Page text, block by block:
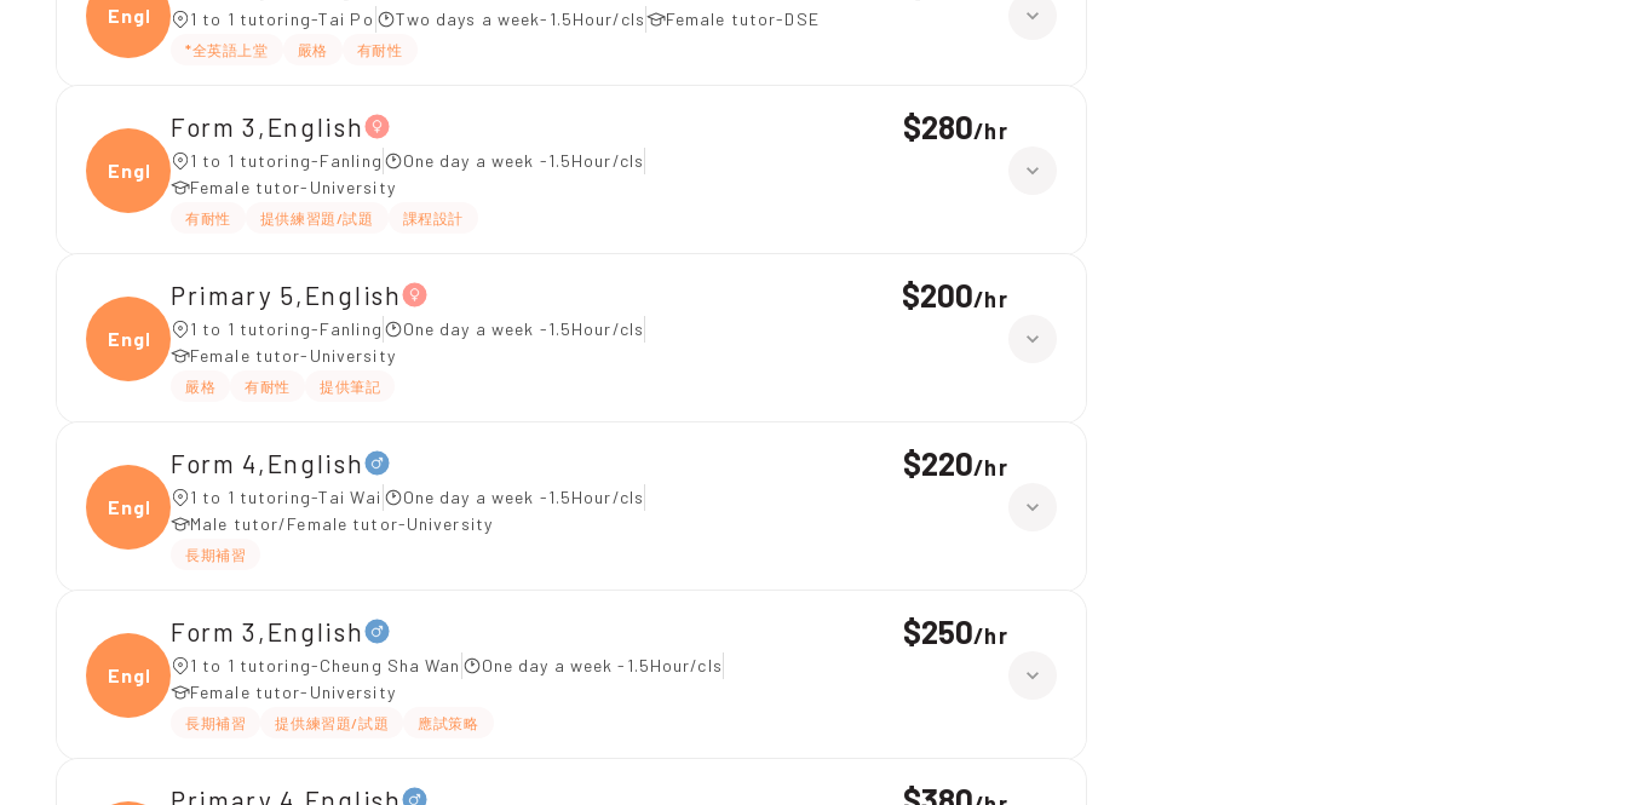
Engli 1 to 1 tutoring-Tai Po Two days a week-1.5Hour/cls Female tutor-DSE
*全英語上堂 嚴格 有耐性
Engli
Form 3,English
1 to 1 tutoring-Fanling
One day a week -1.5Hour/cls
Female tutor-University
有耐性 提供練習題/試題 課程設計
$280/hr
Engli
Primary 5,English
1 to 1 tutoring-Fanling
One day a week -1.5Hour/cls
Female tutor-University
嚴格 有耐性 提供筆記
$200/hr
Engli
Form 4,English
1 to 1 tutoring-Tai Wai
One day a week -1.5Hour/cls
Male tutor/Female tutor-University
長期補習
$220/hr
Engli
Form 3,English
1 to 1 tutoring-Cheung Sha Wan
One day a week -1.5Hour/cls
Female tutor-University
長期補習 提供練習題/試題 應試策略
$250/hr
Primary 4,English